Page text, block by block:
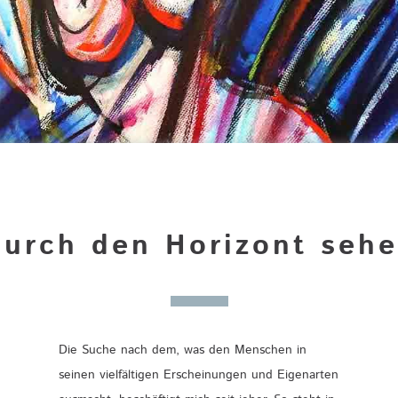
den Horizont
Die Suche nach dem, was den Menschen in
seinen vielfältigen Erscheinungen und Eigenarten